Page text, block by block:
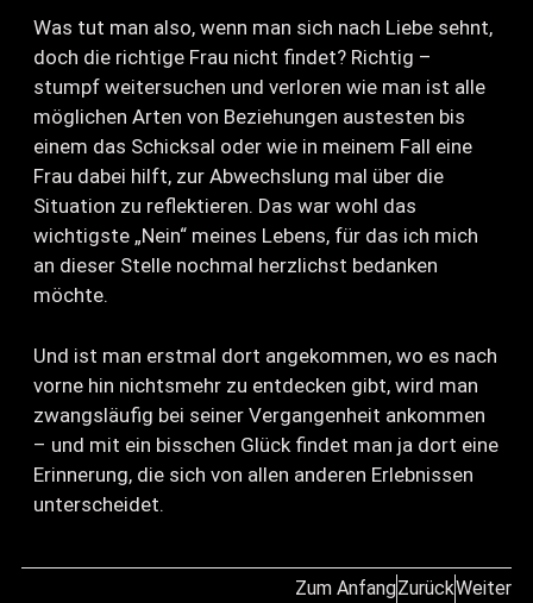
Was tut man also, wenn man sich nach Liebe sehnt,
doch die richtige Frau nicht findet? Richtig –
stumpf weitersuchen und verloren wie man ist alle
möglichen Arten von Beziehungen austesten bis
einem das Schicksal oder wie in meinem Fall eine
Frau dabei hilft, zur Abwechslung mal über die
Situation zu reflektieren. Das war wohl das
wichtigste „Nein“ meines Lebens, für das ich mich
an dieser Stelle nochmal herzlichst bedanken
möchte.
Und ist man erstmal dort angekommen, wo es nach
vorne hin nichtsmehr zu entdecken gibt, wird man
zwangsläufig bei seiner Vergangenheit ankommen
– und mit ein bisschen Glück findet man ja dort eine
Erinnerung, die sich von allen anderen Erlebnissen
unterscheidet.
Zum AnfangZurückWeiter